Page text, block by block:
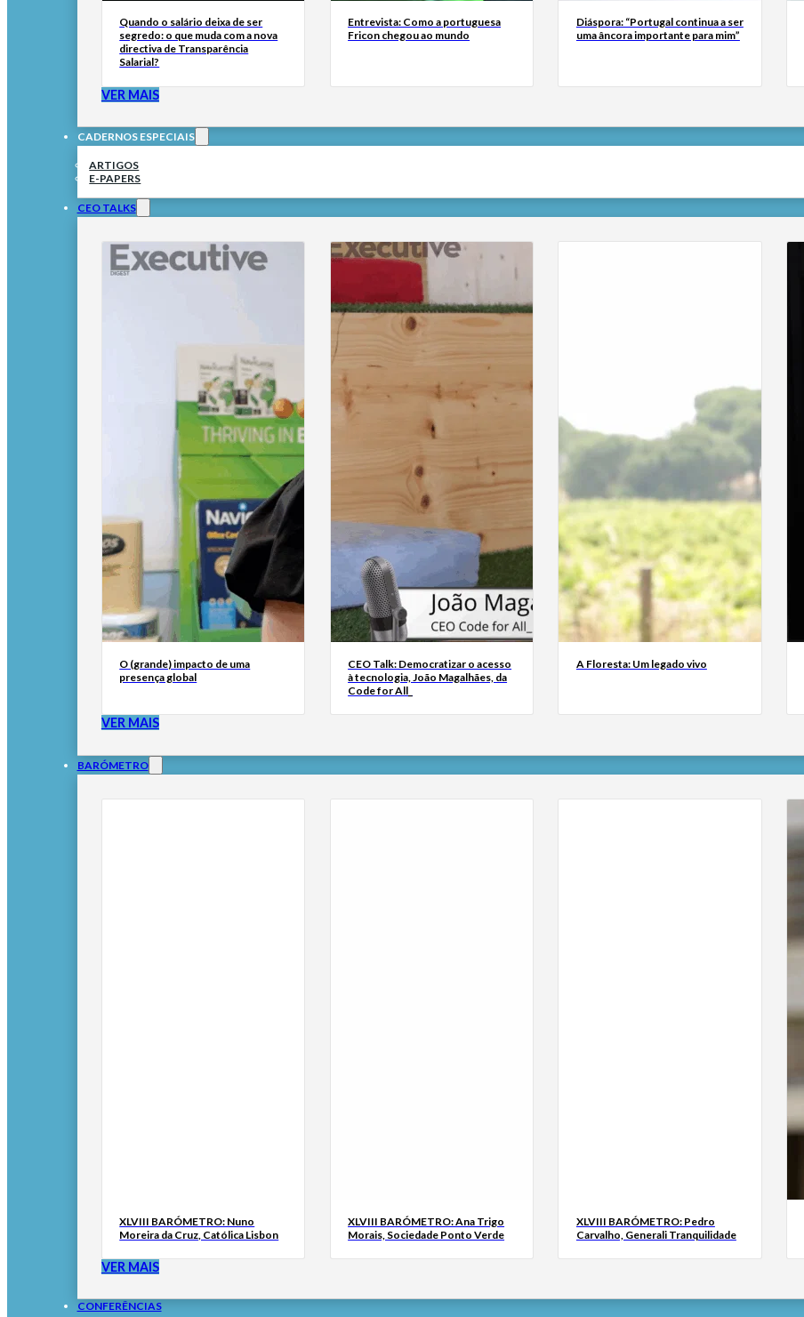
Quando o salário deixa de ser
segredo: o que muda com a nova
directiva de Transparência
Salarial?
Entrevista: Como a portuguesa
Fricon chegou ao mundo
Diáspora: “Portugal continua a ser
uma âncora importante para mim”
VER MAIS
CADERNOS ESPECIAIS
ARTIGOS
E-PAPERS
CEO TALKS
O (grande) impacto de uma
presença global
CEO Talk: Democratizar o acesso
à tecnologia, João Magalhães, da
Code for All_
A Floresta: Um legado vivo
VER MAIS
BARÓMETRO
XLVIII BARÓMETRO: Nuno
Moreira da Cruz, Católica Lisbon
XLVIII BARÓMETRO: Ana Trigo
Morais, Sociedade Ponto Verde
XLVIII BARÓMETRO: Pedro
Carvalho, Generali Tranquilidade
VER MAIS
CONFERÊNCIAS